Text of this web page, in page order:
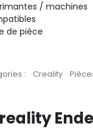
/ machines
de pièce
: Creality